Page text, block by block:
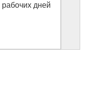
рабочих дней